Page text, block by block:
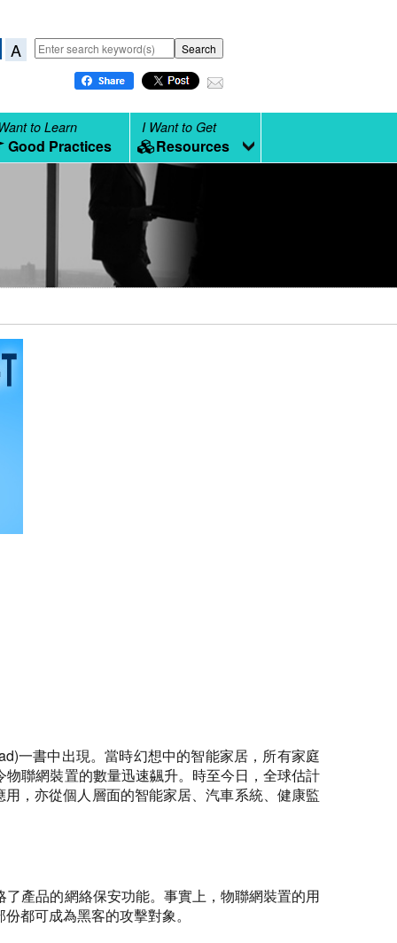
A
to Learn
Good Practices
I Want to Get
Resources
一書中出現。當時幻想中的智能家居，所有家庭
聯網裝置的數量迅速飊升。時至今日，全球估計
，亦從個人層面的智能家居、汽車系統、健康監
產品的網絡保安功能。事實上，物聯網裝置的用
都可成為黑客的攻擊對象。